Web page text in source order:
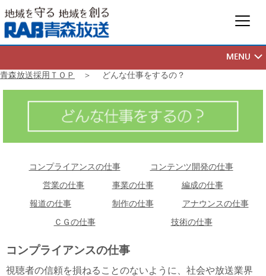
青森放送採用ＴＯＰ ＞ どんな仕事をするの？
コンプライアンスの仕事 コンテンツ開発の仕事
営業の仕事 事業の仕事 編成の仕事
報道の仕事 制作の仕事 アナウンスの仕事
ＣＧの仕事 技術の仕事
コンプライアンスの仕事
視聴者の信頼を損ねることのないように、社会や放送業界